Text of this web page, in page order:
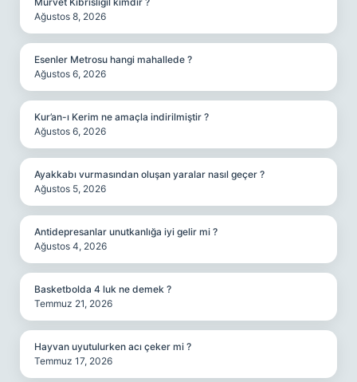
Ağustos 8, 2026
Esenler Metrosu hangi mahallede ?
Ağustos 6, 2026
Kur’an-ı Kerim ne amaçla indirilmiştir ?
Ağustos 6, 2026
Ayakkabı vurmasından oluşan yaralar nasıl geçer ?
Ağustos 5, 2026
Antidepresanlar unutkanlığa iyi gelir mi ?
Ağustos 4, 2026
Basketbolda 4 luk ne demek ?
Temmuz 21, 2026
Hayvan uyutulurken acı çeker mi ?
Temmuz 17, 2026